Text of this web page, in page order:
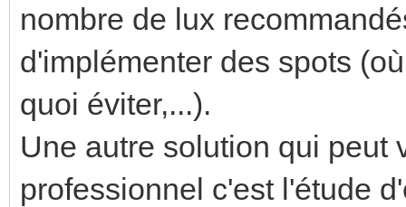
nombre de lux
d'implémenter des spots
quoi éviter,...).
Une autre solution qui peut
professionnel c'est l'étude